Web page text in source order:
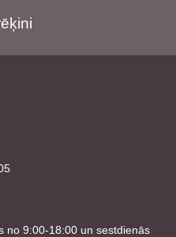
no 9:00-18:00 un sestdienās